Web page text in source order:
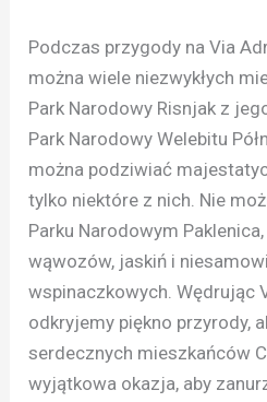
Podczas przygody na Via
można wiele niezwykłych
Park Narodowy Risnjak z
Park Narodowy Welebitu
można podziwiać
tylko niektóre z nich. Nie
Parku Narodowym
wąwozów, jaskiń i
wspinaczkowych. Wędrując
odkryjemy piękno przyrody,
serdecznych mieszkańców
wyjątkowa okazja, aby